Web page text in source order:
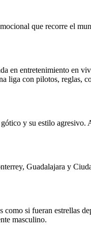
que recorre el
en entretenimiento en
liga con pilotos, reglas,
y su estilo agresivo.
Guadalajara y
como si fueran estrellas
masculino.